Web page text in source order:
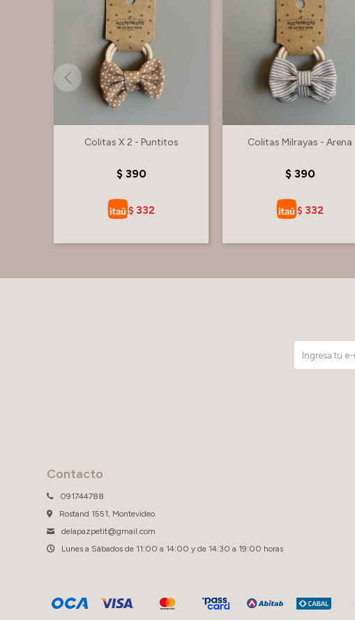
Colitas X 2 - Puntitos
$ 390
$ 332
Colitas Milrayas - Arena
$ 390
$ 332
Contacto
091744788
Rostand 1551, Montevideo
delapazpetit@gmail.com
Lunes a Sábados de 11:00 a 14:00 y de 14:30 a 19:00 horas